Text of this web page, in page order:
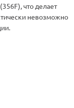
что делает
невозможно